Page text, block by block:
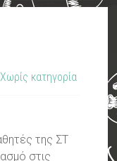
Χωρίς κατηγορία
της ΣΤ
στις